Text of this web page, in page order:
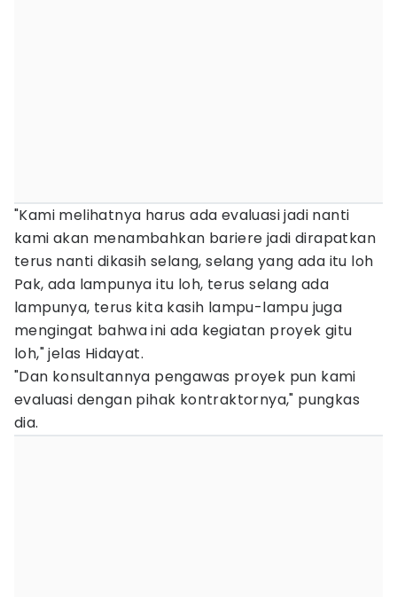
"Kami melihatnya harus ada evaluasi jadi nanti
kami akan menambahkan bariere jadi dirapatkan
terus nanti dikasih selang, selang yang ada itu loh
Pak, ada lampunya itu loh, terus selang ada
lampunya, terus kita kasih lampu-lampu juga
mengingat bahwa ini ada kegiatan proyek gitu
loh," jelas Hidayat.
"Dan konsultannya pengawas proyek pun kami
evaluasi dengan pihak kontraktornya," pungkas
dia.